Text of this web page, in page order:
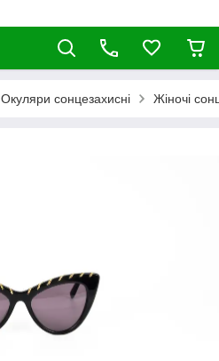
Окуляри сонцезахисні Жіночі